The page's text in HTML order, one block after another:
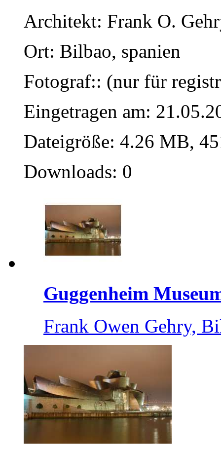
Architekt: Frank O.
Ort: Bilbao, spanien
Fotograf:: (nur für
Eingetragen am:
Dateigröße: 4.26 MB,
Downloads: 0
Guggenheim
Frank Owen Gehry,